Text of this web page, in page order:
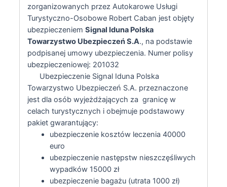
zorganizowanych przez Autokarowe Usługi
Turystyczno-Osobowe Robert Caban jest objęty
ubezpieczeniem Signal Iduna Polska
Towarzystwo Ubezpieczeń S.A., na podstawie
podpisanej umowy ubezpieczenia. Numer polisy
ubezpieczeniowej: 201032
Ubezpieczenie Signal Iduna Polska
Towarzystwo Ubezpieczeń S.A. przeznaczone
jest dla osób wyjeżdżających za granicę w
celach turystycznych i obejmuje podstawowy
pakiet gwarantujący:
ubezpieczenie kosztów leczenia 40000
euro
ubezpieczenie następstw nieszczęśliwych
wypadków 15000 zł
ubezpieczenie bagażu (utrata 1000 zł)